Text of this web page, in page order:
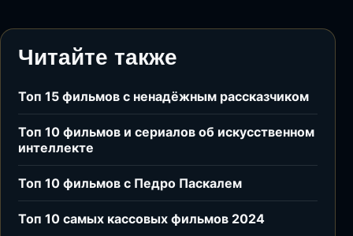
Читайте также
Топ 15 фильмов с ненадёжным рассказчиком
Топ 10 фильмов и сериалов об искусственном
интеллекте
Топ 10 фильмов с Педро Паскалем
Топ 10 самых кассовых фильмов 2024